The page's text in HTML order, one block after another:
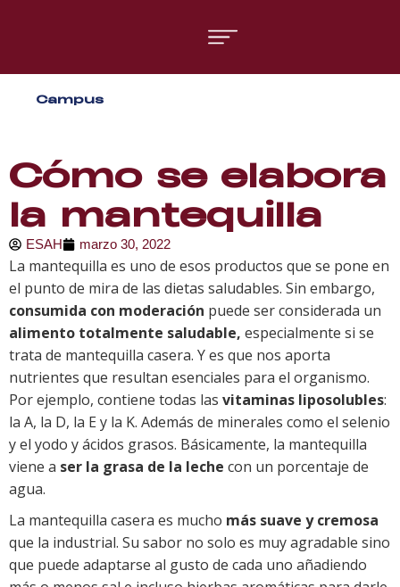
Campus
Cómo se elabora
la mantequilla
ESAH marzo 30, 2022
La mantequilla es uno de esos productos que se pone en
el punto de mira de las dietas saludables. Sin embargo,
consumida con moderación puede ser considerada un
alimento totalmente saludable, especialmente si se
trata de mantequilla casera. Y es que nos aporta
nutrientes que resultan esenciales para el organismo.
Por ejemplo, contiene todas las vitaminas liposolubles:
la A, la D, la E y la K. Además de minerales como el selenio
y el yodo y ácidos grasos. Básicamente, la mantequilla
viene a ser la grasa de la leche con un porcentaje de
agua.
La mantequilla casera es mucho más suave y cremosa
que la industrial. Su sabor no solo es muy agradable sino
que puede adaptarse al gusto de cada uno añadiendo